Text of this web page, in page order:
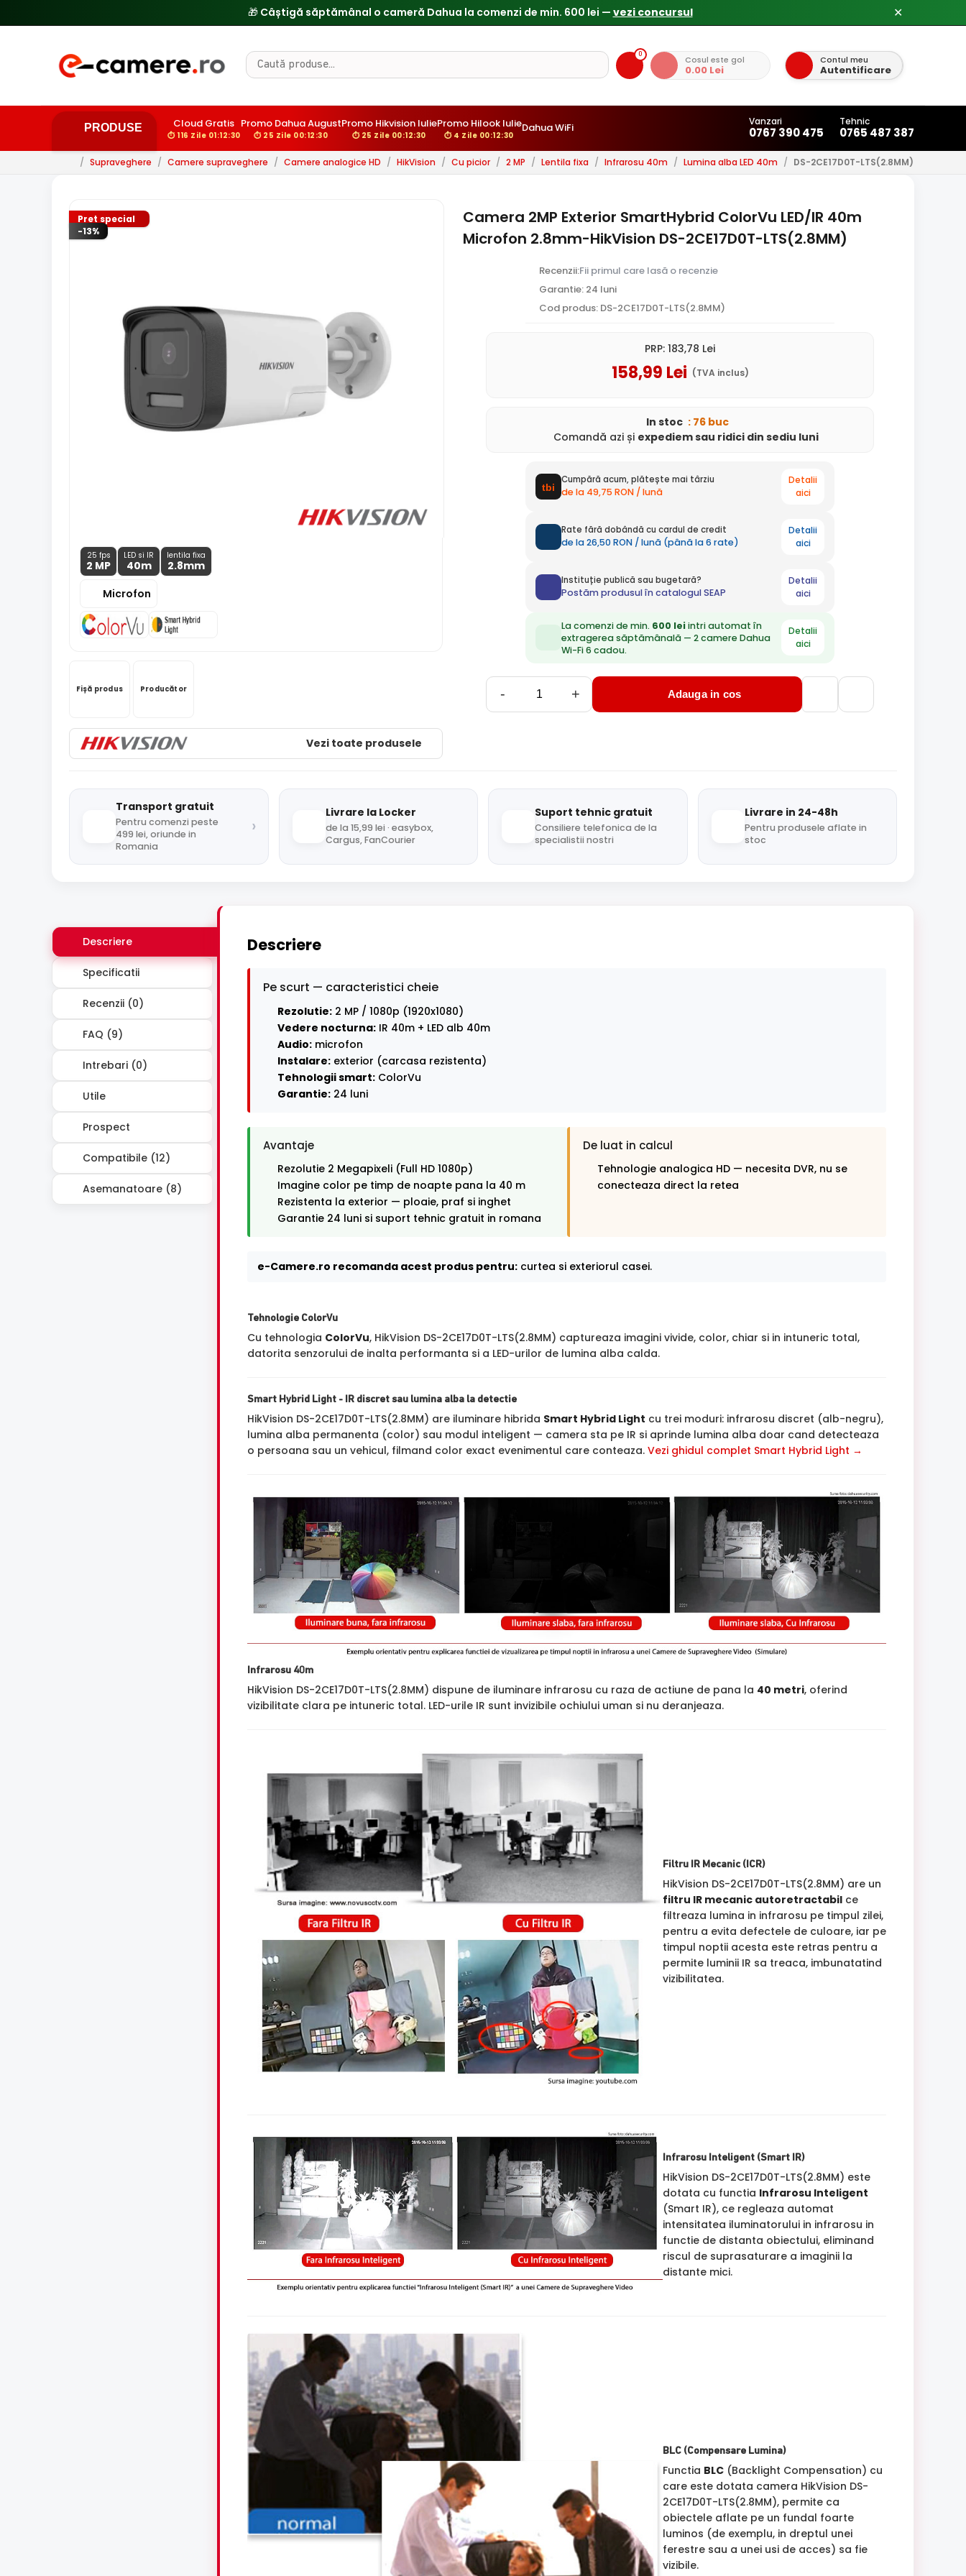
✕
0 Cosul este gol
0.00 Lei
Contul meu
Autentificare
PRODUSE Cloud Gratis
⏱ 116 Zile 01:12:29
Promo Dahua August
⏱ 25 Zile 00:12:29
Promo Hikvision Iulie
⏱ 25 Zile 00:12:29
Promo Hilook Iulie
⏱ 4 Zile 00:12:29
Dahua WiFi Vanzari
0767 390 475
Tehnic
0765 487 387
/ Supraveghere / Camere supraveghere / Camere analogice HD / HikVision / Cu picior / 2 MP / Lentila fixa / Infrarosu 40m / Lumina alba LED 40m / DS-2CE17D0T-LTS(2.8MM)
Pret special
-13%
25 fps
2 MP
LED si IR
40m
lentila fixa
2.8mm
Microfon
Fișă produs Producător
Vezi toate produsele
Camera 2MP Exterior SmartHybrid ColorVu LED/IR 40m
Microfon 2.8mm-HikVision DS-2CE17D0T-LTS(2.8MM)
Recenzii:Fii primul care lasă o recenzie
Garantie: 24 luni
Cod produs: DS-2CE17D0T-LTS(2.8MM)
PRP: 183,78 Lei
158,99 Lei (TVA inclus)
In stoc : 76 buc
Comandă azi și expediemsau ridici din sediu luni
Cumpără acum, plătește mai târziu
de la 49,75 RON / lună
Detalii
aici
Rate fără dobândă cu cardul de credit
de la 26,50 RON / lună (până la 6 rate)
Detalii
aici
Instituție publică sau bugetară?
Postăm produsul în catalogul SEAP
Detalii
aici
La comenzi de min. 600 leiintri automat în
extragerea săptămânală — 2 camere Dahua
Wi-Fi 6 cadou.
Detalii
aici
- + Adauga in cos
Transport gratuit
Pentru comenzi peste
499 lei, oriunde in
Romania
›
Livrare la Locker
de la 15,99 lei · easybox,
Cargus, FanCourier
Suport tehnic gratuit
Consiliere telefonica de la
specialistii nostri
Livrare in 24-48h
Pentru produsele aflate in
stoc
Descriere
Specificatii
Recenzii (0)
FAQ (9)
Intrebari (0)
Utile
Prospect
Compatibile (12)
Asemanatoare (8)
Descriere
Pe scurt — caracteristici cheie
Rezolutie: 2 MP / 1080p (1920x1080)
Vedere nocturna: IR 40m + LED alb 40m
Audio: microfon
Instalare: exterior (carcasa rezistenta)
Tehnologii smart: ColorVu
Garantie: 24 luni
Avantaje
Rezolutie 2 Megapixeli (Full HD 1080p)
Imagine color pe timp de noapte pana la 40 m
Rezistenta la exterior — ploaie, praf si inghet
Garantie 24 luni si suport tehnic gratuit in romana
De luat in calcul
Tehnologie analogica HD — necesita DVR, nu se
conecteaza direct la retea
e-Camere.ro recomanda acest produs pentru: curtea si exteriorul casei.
Tehnologie ColorVu
Cu tehnologia ColorVu, HikVision DS-2CE17D0T-LTS(2.8MM) captureaza imagini vivide, color, chiar si in intuneric total,
datorita senzorului de inalta performanta si a LED-urilor de lumina alba calda.
Smart Hybrid Light - IR discret sau lumina alba la detectie
HikVision DS-2CE17D0T-LTS(2.8MM) are iluminare hibrida Smart Hybrid Light cu trei moduri: infrarosu discret (alb-negru),
lumina alba permanenta (color) sau modul inteligent — camera sta pe IR si aprinde lumina alba doar cand detecteaza
o persoana sau un vehicul, filmand color exact evenimentul care conteaza. Vezi ghidul complet Smart Hybrid Light →
Infrarosu 40m
HikVision DS-2CE17D0T-LTS(2.8MM) dispune de iluminare infrarosu cu raza de actiune de pana la 40 metri, oferind
vizibilitate clara pe intuneric total. LED-urile IR sunt invizibile ochiului uman si nu deranjeaza.
Filtru IR Mecanic (ICR)
HikVision DS-2CE17D0T-LTS(2.8MM) are un
filtru IR mecanic autoretractabilce
filtreaza lumina in infrarosu pe timpul zilei,
pentru a evita defectele de culoare, iar pe
timpul noptii acesta este retras pentru a
permite luminii IR sa treaca, imbunatatind
vizibilitatea.
Infrarosu Inteligent (Smart IR)
HikVision DS-2CE17D0T-LTS(2.8MM) este
dotata cu functia Infrarosu Inteligent
(Smart IR), ce regleaza automat
intensitatea iluminatorului in infrarosu in
functie de distanta obiectului, eliminand
riscul de suprasaturare a imaginii la
distante mici.
BLC (Compensare Lumina)
Functia BLC(Backlight Compensation) cu
care este dotata camera HikVision DS-
2CE17D0T-LTS(2.8MM), permite ca
obiectele aflate pe un fundal foarte
luminos (de exemplu, in dreptul unei
ferestre sau a unei usi de acces) sa fie
vizibile.